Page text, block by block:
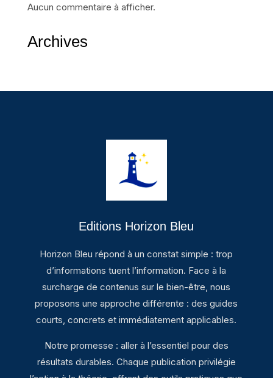
Aucun commentaire à afficher.
Archives
Editions Horizon Bleu
Horizon Bleu répond à un constat simple : trop
d’informations tuent l’information. Face à la
surcharge de contenus sur le bien-être, nous
proposons une approche différente : des guides
courts, concrets et immédiatement applicables.
Notre promesse : aller à l’essentiel pour des
résultats durables. Chaque publication privilégie